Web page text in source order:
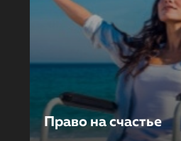
Право на счастье